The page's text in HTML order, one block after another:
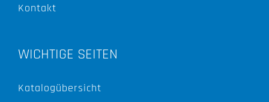
Kontakt
WICHTIGE SEITEN
Katalogübersicht